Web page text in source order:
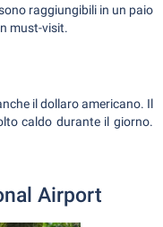
raggiungibili in un paio
must-visit.
il dollaro americano. Il
caldo durante il giorno.
Airport